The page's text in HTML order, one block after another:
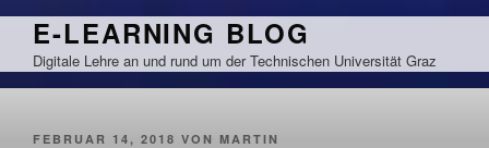
Zum
springen
E-LEARNING BLOG
Digitale Lehre an und rund um der Technischen Universität Graz
VERÖFFENTLICHT
FEBRUAR 14, 2018 VON MARTIN